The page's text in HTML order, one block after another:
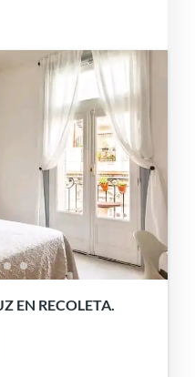
EN RECOLETA.